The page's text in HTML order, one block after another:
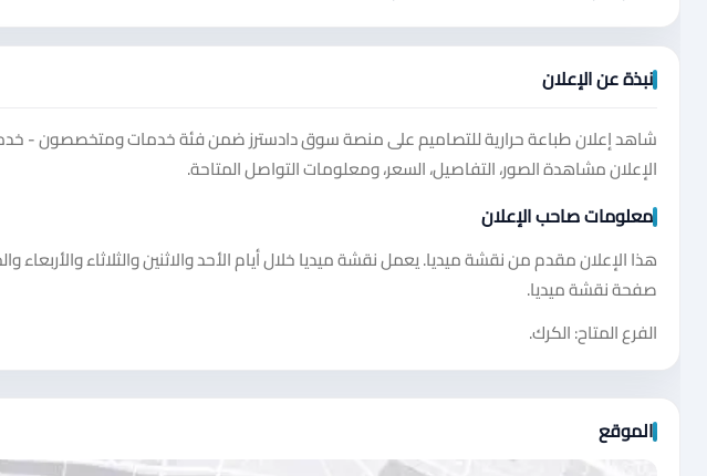
نبذة عن الإعلان
شاهد إعلان طباعة حرارية للتصاميم على منصة سوق دادسترز ضمن فئة خدمات ومتخصصون -
الإعلان مشاهدة الصور، التفاصيل، السعر، ومعلومات التواصل المتاحة.
معلومات صاحب الإعلان
هذا الإعلان مقدم من نقشة ميديا. يعمل نقشة ميديا خلال أيام الأحد والاثنين والثلاثاء
صفحة نقشة ميديا.
الفرع المتاح: الكرك.
الموقع